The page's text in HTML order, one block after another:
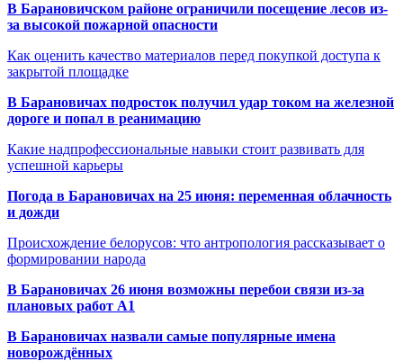
В Барановичском районе ограничили посещение лесов из-
за высокой пожарной опасности
Как оценить качество материалов перед покупкой доступа к
закрытой площадке
В Барановичах подросток получил удар током на железной
дороге и попал в реанимацию
Какие надпрофессиональные навыки стоит развивать для
успешной карьеры
Погода в Барановичах на 25 июня: переменная облачность
и дожди
Происхождение белорусов: что антропология рассказывает о
формировании народа
В Барановичах 26 июня возможны перебои связи из-за
плановых работ A1
В Барановичах назвали самые популярные имена
новорождённых